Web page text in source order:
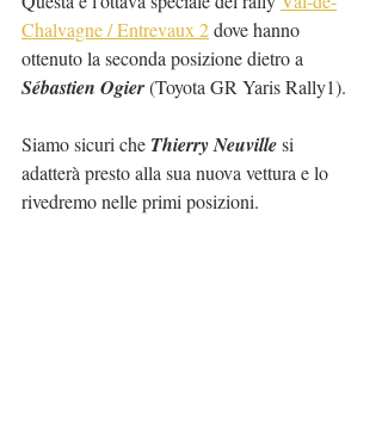
Chalvagne / Entrevaux 2 dove hanno
ottenuto la seconda posizione dietro a
Sébastien Ogier (Toyota GR Yaris Rally1).
Siamo sicuri che Thierry Neuville si
adatterà presto alla sua nuova vettura e lo
rivedremo nelle primi posizioni.